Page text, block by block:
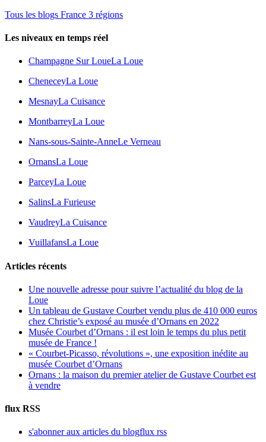
Tous les blogs France 3 régions
Les niveaux en temps réel
Champagne Sur LoueLa Loue
CheneceyLa Loue
MesnayLa Cuisance
MontbarreyLa Loue
Nans-sous-Sainte-AnneLe Verneau
OrnansLa Loue
ParceyLa Loue
SalinsLa Furieuse
VaudreyLa Cuisance
VuillafansLa Loue
Articles récents
Une nouvelle adresse pour suivre l’actualité du blog de la
Loue
Un tableau de Gustave Courbet vendu plus de 410 000 euros
chez Christie’s exposé au musée d’Ornans en 2022
Musée Courbet d’Ornans : il est loin le temps du plus petit
musée de France !
« Courbet-Picasso, révolutions », une exposition inédite au
musée Courbet d’Ornans
Ornans : la maison du premier atelier de Gustave Courbet est
à vendre
flux RSS
s'abonner aux articles du blogflux rss